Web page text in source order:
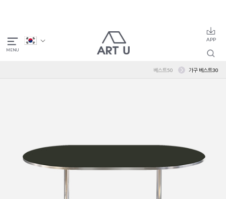
베스트50 가구 베스트30